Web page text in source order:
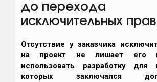
до перехода
исключительных прав
Отсутствие у заказчика
на проект не лишает его
использовать разработку для
которых заключался